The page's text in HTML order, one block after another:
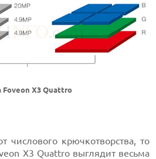
Foveon X3 Quattro
числового крючкотворства, то
X3 Quattro выглядит весьма